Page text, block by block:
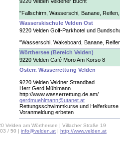
"Fallschirm, Wasserschi, Banane,
Wasserskischule Velden Ost
9220 Velden Golf-Parkhotel und
"Wasserschi, Wakeboard, Banane,
Wörthersee (Bereich Velden)
9220 Velden Café Moro Am Korso 8
Österr. Wasserrettung Velden
9220 Velden Veldner Strandbad
Herr Gerd Mühlmann
http://www.wasserrettung.de.am/
gerdmuehlmann@utanet.at
Rettungsschwimmkurse und
Voranmeldung erbeten
Velden am Wörthersee | Villacher Straße 19
/ 50 | info@velden.at | http://www.velden.at